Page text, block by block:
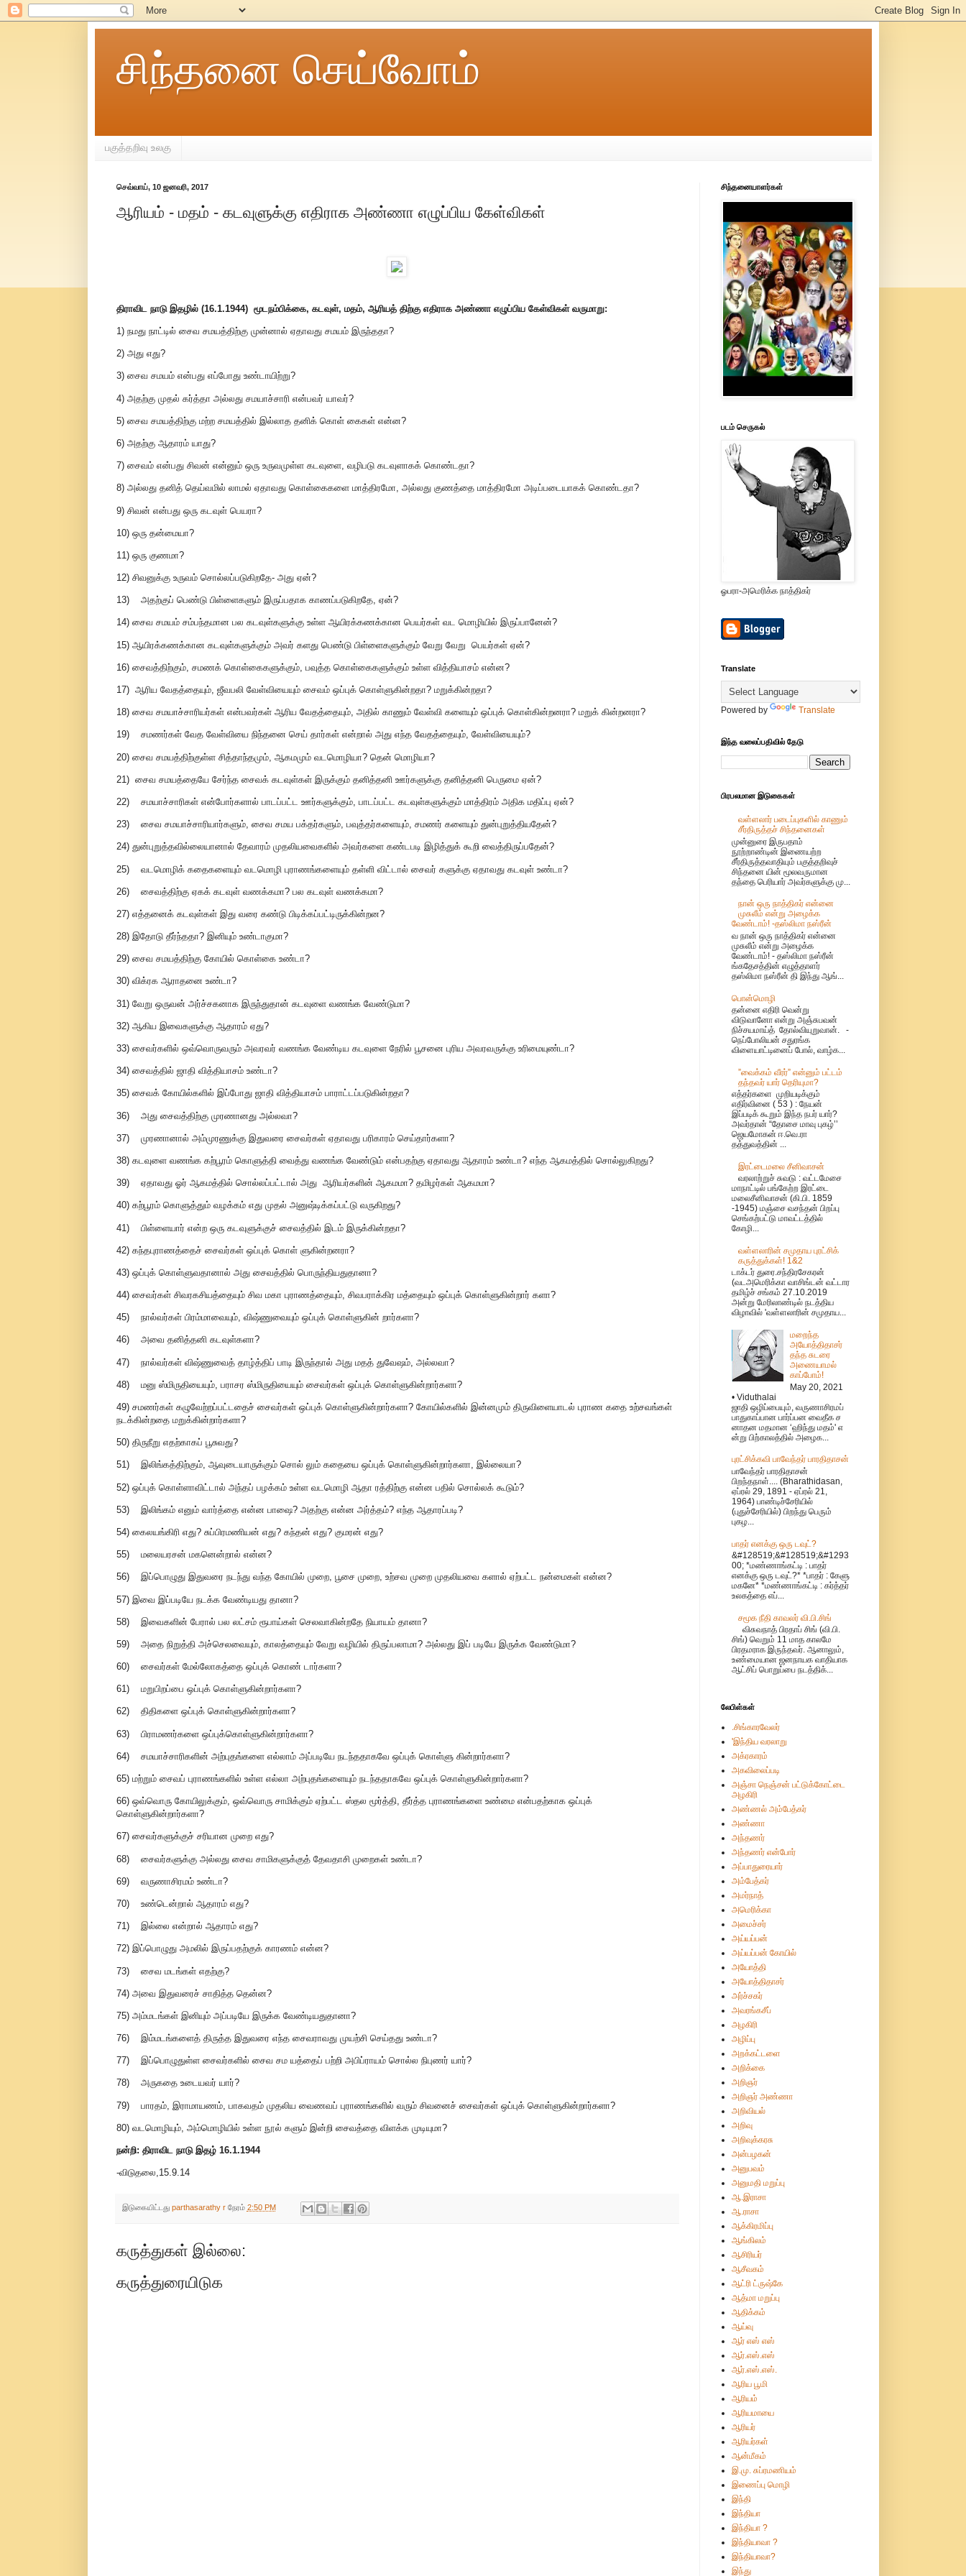
சிந்தனை செய்வோம்
பகுத்தறிவு உலகு
செவ்வாய், 10 ஜனவரி, 2017
ஆரியம் - மதம் - கடவுளுக்கு எதிராக அண்ணா எழுப்பிய கேள்விகள்
திராவிட நாடு இதழில் (16.1.1944) மூடநம்பிக்கை, கடவுள், மதம், ஆரியத் திற்கு எதிராக அண்ணா எழுப்பிய கேள்விகள் வருமாறு:
1) நமது நாட்டில் சைவ சமயத்திற்கு முன்னால் ஏதாவது சமயம் இருந்ததா?
2) அது எது?
3) சைவ சமயம் என்பது எப்போது உண்டாயிற்று?
4) அதற்கு முதல் கர்த்தா அல்லது சமயாச்சாரி என்பவர் யாவர்?
5) சைவ சமயத்திற்கு மற்ற சமயத்தில் இல்லாத தனிக் கொள் கைகள் என்ன?
6) அதற்கு ஆதாரம் யாது?
7) சைவம் என்பது சிவன் என்னும் ஒரு உருவமுள்ள கடவுளை, வழிபடு கடவுளாகக் கொண்டதா?
8) அல்லது தனித் தெய்வமில் லாமல் ஏதாவது கொள்கைகளை மாத்திரமோ, அல்லது குணத்தை மாத்திரமோ அடிப்படையாகக் கொண்டதா?
9) சிவன் என்பது ஒரு கடவுள் பெயரா?
10) ஒரு தன்மையா?
11) ஒரு குணமா?
12) சிவனுக்கு உருவம் சொல்லப்படுகிறதே- அது ஏன்?
13) அதற்குப் பெண்டு பிள்ளைகளும் இருப்பதாக காணப்படுகிறதே, ஏன்?
14) சைவ சமயம் சம்பந்தமான பல கடவுள்களுக்கு உள்ள ஆயிரக்கணக்கான பெயர்கள் வட மொழியில் இருப்பானேன்?
15) ஆயிரக்கணக்கான கடவுள்களுக்கும் அவர் களது பெண்டு பிள்ளைகளுக்கும் வேறு வேறு பெயர்கள் ஏன்?
16) சைவத்திற்கும், சமணக் கொள்கைகளுக்கும், பவுத்த கொள்கைகளுக்கும் உள்ள வித்தியாசம் என்ன?
17) ஆரிய வேதத்தையும், ஜீவபலி வேள்வியையும் சைவம் ஒப்புக் கொள்ளுகின்றதா? மறுக்கின்றதா?
18) சைவ சமயாச்சாரியர்கள் என்பவர்கள் ஆரிய வேதத்தையும், அதில் காணும் வேள்வி களையும் ஒப்புக் கொள்கின்றனரா? மறுக் கின்றனரா?
19) சமணர்கள் வேத வேள்வியை நிந்தனை செய் தார்கள் என்றால் அது எந்த வேதத்தையும், வேள்வியையும்?
20) சைவ சமயத்திற்குள்ள சித்தாந்தமும், ஆகமமும் வடமொழியா? தென் மொழியா?
21) சைவ சமயத்தையே சேர்ந்த சைவக் கடவுள்கள் இருக்கும் தனித்தனி ஊர்களுக்கு தனித்தனி பெருமை ஏன்?
22) சமயாச்சாரிகள் என்போர்களால் பாடப்பட்ட ஊர்களுக்கும், பாடப்பட்ட கடவுள்களுக்கும் மாத்திரம் அதிக மதிப்பு ஏன்?
23) சைவ சமயாச்சாரியார்களும், சைவ சமய பக்தர்களும், பவுத்தர்களையும், சமணர் களையும் துன்புறுத்தியதேன்?
24) துன்புறுத்தவில்லையானால் தேவாரம் முதலியவைகளில் அவர்களை கண்டபடி இழித்துக் கூறி வைத்திருப்பதேன்?
25) வடமொழிக் கதைகளையும் வடமொழி புராணங்களையும் தள்ளி விட்டால் சைவர் களுக்கு ஏதாவது கடவுள் உண்டா?
26) சைவத்திற்கு ஏகக் கடவுள் வணக்கமா? பல கடவுள் வணக்கமா?
27) எத்தனைக் கடவுள்கள் இது வரை கண்டு பிடிக்கப்பட்டிருக்கின்றன?
28) இதோடு தீர்ந்ததா? இனியும் உண்டாகுமா?
29) சைவ சமயத்திற்கு கோயில் கொள்கை உண்டா?
30) விக்ரக ஆராதனை உண்டா?
31) வேறு ஒருவன் அர்ச்சகனாக இருந்துதான் கடவுளை வணங்க வேண்டுமா?
32) ஆகிய இவைகளுக்கு ஆதாரம் ஏது?
33) சைவர்களில் ஒவ்வொருவரும் அவரவர் வணங்க வேண்டிய கடவுளை நேரில் பூசனை புரிய அவரவருக்கு உரிமையுண்டா?
34) சைவத்தில் ஜாதி வித்தியாசம் உண்டா?
35) சைவக் கோயில்களில் இப்போது ஜாதி வித்தியாசம் பாராட்டப்படுகின்றதா?
36) அது சைவத்திற்கு முரணானது அல்லவா?
37) முரணானால் அம்முரணுக்கு இதுவரை சைவர்கள் ஏதாவது பரிகாரம் செய்தார்களா?
38) கடவுளை வணங்க கற்பூரம் கொளுத்தி வைத்து வணங்க வேண்டும் என்பதற்கு ஏதாவது ஆதாரம் உண்டா? எந்த ஆகமத்தில் சொல்லுகிறது?
39) ஏதாவது ஓர் ஆகமத்தில் சொல்லப்பட்டால் அது ஆரியர்களின் ஆகமமா? தமிழர்கள் ஆகமமா?
40) கற்பூரம் கொளுத்தும் வழக்கம் எது முதல் அனுஷ்டிக்கப்பட்டு வருகிறது?
41) பிள்ளையார் என்ற ஒரு கடவுளுக்குச் சைவத்தில் இடம் இருக்கின்றதா?
42) கந்தபுராணத்தைச் சைவர்கள் ஒப்புக் கொள் ளுகின்றனரா?
43) ஒப்புக் கொள்ளுவதானால் அது சைவத்தில் பொருந்தியதுதானா?
44) சைவர்கள் சிவரகசியத்தையும் சிவ மகா புராணத்தையும், சிவபராக்கிர மத்தையும் ஒப்புக் கொள்ளுகின்றார் களா?
45) நால்வர்கள் பிரம்மாவையும், விஷ்ணுவையும் ஒப்புக் கொள்ளுகின் றார்களா?
46) அவை தனித்தனி கடவுள்களா?
47) நால்வர்கள் விஷ்ணுவைத் தாழ்த்திப் பாடி இருந்தால் அது மதத் துவேஷம், அல்லவா?
48) மனு ஸ்மிருதியையும், பராசர ஸ்மிருதியையும் சைவர்கள் ஒப்புக் கொள்ளுகின்றார்களா?
49) சமணர்கள் கழுவேற்றப்பட்டதைச் சைவர்கள் ஒப்புக் கொள்ளுகின்றார்களா? கோயில்களில் இன்னமும் திருவிளையாடல் புராண கதை உற்சவங்கள்
நடக்கின்றதை மறுக்கின்றார்களா?
50) திருநீறு எதற்காகப் பூசுவது?
51) இலிங்கத்திற்கும், ஆவுடையாருக்கும் சொல் லும் கதையை ஒப்புக் கொள்ளுகின்றார்களா, இல்லையா?
52) ஒப்புக் கொள்ளாவிட்டால் அந்தப் பழக்கம் உள்ள வடமொழி ஆதா ரத்திற்கு என்ன பதில் சொல்லக் கூடும்?
53) இலிங்கம் எனும் வார்த்தை என்ன பாஷை? அதற்கு என்ன அர்த்தம்? எந்த ஆதாரப்படி?
54) கைலயங்கிரி எது? சுப்பிரமணியன் எது? கந்தன் எது? குமரன் எது?
55) மலையரசன் மகனென்றால் என்ன?
56) இப்பொழுது இதுவரை நடந்து வந்த கோயில் முறை, பூசை முறை, உற்சவ முறை முதலியவை களால் ஏற்பட்ட நன்மைகள் என்ன?
57) இவை இப்படியே நடக்க வேண்டியது தானா?
58) இவைகளின் பேரால் பல லட்சம் ரூபாய்கள் செலவாகின்றதே நியாயம் தானா?
59) அதை நிறுத்தி அச்செலவையும், காலத்தையும் வேறு வழியில் திருப்பலாமா? அல்லது இப் படியே இருக்க வேண்டுமா?
60) சைவர்கள் மேல்லோகத்தை ஒப்புக் கொண் டார்களா?
61) மறுபிறப்பை ஒப்புக் கொள்ளுகின்றார்களா?
62) திதிகளை ஒப்புக் கொள்ளுகின்றார்களா?
63) பிராமணர்களை ஒப்புக்கொள்ளுகின்றார்களா?
64) சமயாச்சாரிகளின் அற்புதங்களை எல்லாம் அப்படியே நடந்ததாகவே ஒப்புக் கொள்ளு கின்றார்களா?
65) மற்றும் சைவப் புராணங்களில் உள்ள எல்லா அற்புதங்களையும் நடந்ததாகவே ஒப்புக் கொள்ளுகின்றார்களா?
66) ஒவ்வொரு கோயிலுக்கும், ஒவ்வொரு சாமிக்கும் ஏற்பட்ட ஸ்தல மூர்த்தி, தீர்த்த புராணங்களை உண்மை என்பதற்காக ஒப்புக்
கொள்ளுகின்றார்களா?
67) சைவர்களுக்குச் சரியான முறை எது?
68) சைவர்களுக்கு அல்லது சைவ சாமிகளுக்குத் தேவதாசி முறைகள் உண்டா?
69) வருணாசிரமம் உண்டா?
70) உண்டென்றால் ஆதாரம் எது?
71) இல்லை என்றால் ஆதாரம் எது?
72) இப்பொழுது அமலில் இருப்பதற்குக் காரணம் என்ன?
73) சைவ மடங்கள் எதற்கு?
74) அவை இதுவரைச் சாதித்த தென்ன?
75) அம்மடங்கள் இனியும் அப்படியே இருக்க வேண்டியதுதானா?
76) இம்மடங்களைத் திருத்த இதுவரை எந்த சைவராவது முயற்சி செய்தது உண்டா?
77) இப்பொழுதுள்ள சைவர்களில் சைவ சம யத்தைப் பற்றி அபிப்ராயம் சொல்ல நிபுணர் யார்?
78) அருகதை உடையவர் யார்?
79) பாரதம், இராமாயணம், பாகவதம் முதலிய வைணவப் புராணங்களில் வரும் சிவனைச் சைவர்கள் ஒப்புக் கொள்ளுகின்றார்களா?
80) வடமொழியும், அம்மொழியில் உள்ள நூல் களும் இன்றி சைவத்தை விளக்க முடியுமா?
நன்றி: திராவிட நாடு இதழ் 16.1.1944
-விடுதலை,15.9.14
இடுகையிட்டது parthasarathy r நேரம் 2:50 PM
கருத்துகள் இல்லை:
கருத்துரையிடுக
சிந்தனையாளர்கள்
படம் செருகல்
ஓபரா-அமெரிக்க நாத்திகர்
Translate
Powered by Translate
இந்த வலைப்பதிவில் தேடு
பிரபலமான இடுகைகள்
வள்ளலார் படைப்புகளில் காணும்
சீர்திருத்தச் சிந்தனைகள்
முன்னுரை இருபதாம்
நூற்றாண்டின் இணையற்ற
சீர்திருத்தவாதியும் பகுத்தறிவுச்
சிந்தனை யின் மூலவருமான
தந்தை பெரியார் அவர்களுக்கு மு...
நான் ஒரு நாத்திகர் என்னை
முசுலீம் என்று அழைக்க
வேண்டாம்! -தஸ்லிமா நஸ்ரீன்
வ நான் ஒரு நாத்திகர் என்னை
முசுலீம் என்று அழைக்க
வேண்டாம்! - தஸ்லிமா நஸ்ரீன்
ங்கதேசத்தின் எழுத்தாளர்
தஸ்லிமா நஸ்ரீன் தி இந்து ஆங்...
பொன்மொழி
தன்னை எதிரி வென்று
விடுவானோ என்று அஞ்சுபவன்
நிச்சயமாய்த் தோல்வியுறுவான். -
நெப்போலியன் சதுரங்க
விளையாட்டினைப் போல், வாழ்க...
”வைக்கம் வீரர்” என்னும் பட்டம்
தந்தவர் யார் தெரியுமா?
எத்தர்களை முறியடிக்கும்
எதிர்வினை ( 53 ) : நேயன்
இப்படிக் கூறும் இந்த நபர் யார்?
அவர்தான் “தோசை மாவு புகழ்’’
ஜெயமோகன் ஈ.வெ.ரா
தத்துவத்தின் ...
இரட்டைமலை சீனிவாசன்
வரலாற்றுச் சுவடு : வட்டமேசை
மாநாட்டில் பங்கேற்ற இரட்டை
மலைசீனிவாசன் (கி.பி. 1859
-1945) மஞ்சை வசந்தன் பிறப்பு
செங்கற்பட்டு மாவட்டத்தில்
கோழி...
வள்ளலாரின் சமுதாய புரட்சிக்
கருத்துக்கள்! 1&2
டாக்டர் துரை.சந்திரசேகரன்
(வடஅமெரிக்கா வாசிங்டன் வட்டார
தமிழ்ச் சங்கம் 27.10.2019
அன்று மேரிலாண்டில் நடத்திய
விழாவில் 'வள்ளலாரின் சமுதாய...
மறைந்த
அயோத்திதாசர்
தந்த சுடரை
அணையாமல்
காப்போம்!
May 20, 2021
• Viduthalai
ஜாதி ஒழிப்பையும், வருணாசிரமப்
பாதுகாப்பான பார்ப்பன வைதீக ச
னாதன மதமான ‘ஹிந்து மதம்' எ
ன்று பிற்காலத்தில் அழைக...
புரட்சிக்கவி பாவேந்தர் பாரதிதாசன்
பாவேந்தர் பாரதிதாசன்
பிறந்தநாள்.... (Bharathidasan,
ஏப்ரல் 29, 1891 - ஏப்ரல் 21,
1964) பாண்டிச்சேரியில்
(புதுச்சேரியில்) பிறந்து பெரும்
புகழ...
பாதர் எனக்கு ஒரு டவுட்?
&#128519;&#128519;&#1293
00; *மண்ணாங்கட்டி : பாதர்
எனக்கு ஒரு டவுட்?* *பாதர் : கேளு
மகனே* *மண்ணாங்கட்டி : கர்த்தர்
உலகத்தை எப்...
சமூக நீதி காவலர் வி.பி.சிங்
விசுவநாத் பிரதாப் சிங் (வி.பி.
சிங்) வெறும் 11 மாத காலமே
பிரதமராக இருந்தவர். ஆனாலும்,
உண்மையான ஜனநாயக வாதியாக
ஆட்சிப் பொறுப்பை நடத்திக்...
லேபிள்கள்
.சிங்காரவேலர்
'இந்திய வரலாறு
அக்ரகாரம்
அகவிலைப்படி
அஞ்சா நெஞ்சன் பட்டுக்கோட்டை
அழகிரி
அண்ணல் அம்பேத்கர்
அண்ணா
அந்தணர்
அந்தணர் என்போர்
அப்பாதுரையார்
அம்பேத்கர்
அமர்நாத்
அமெரிக்கா
அமைச்சர்
அய்யப்பன்
அய்யப்பன் கோயில்
அயோத்தி
அயோத்திதாசர்
அர்ச்சகர்
அவரங்கசீப்
அழகிரி
அழிப்பு
அறக்கட்டளை
அறிக்கை
அறிஞர்
அறிஞர் அண்ணா
அறிவியல்
அறிவு
அறிவுக்கரசு
அன்பழகன்
அனுபவம்
அனுமதி மறுப்பு
ஆ.இராசா
ஆ.ராசா
ஆக்கிரமிப்பு
ஆங்கிலம்
ஆசிரியர்
ஆசீவகம்
ஆட்ரி ட்ருஷ்கே
ஆத்மா மறுப்பு
ஆதிக்கம்
ஆய்வு
ஆர் எஸ் எஸ்
ஆர்.எஸ்.எஸ்
ஆர்.எஸ்.எஸ்.
ஆரிய பூமி
ஆரியம்
ஆரியமாயை
ஆரியர்
ஆரியர்கள்
ஆன்மீகம்
இ.மு. சுப்ரமணியம்
இணைப்பு மொழி
இந்தி
இந்தியா
இந்தியா ?
இந்தியாவா ?
இந்தியாவா?
இந்து